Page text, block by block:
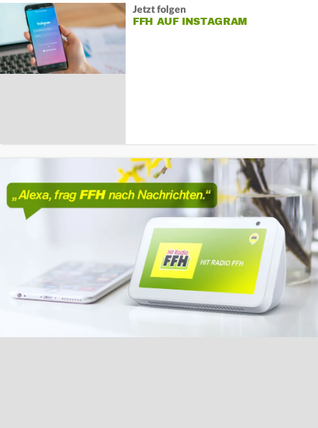
Jetzt folgen
FFH AUF INSTAGRAM